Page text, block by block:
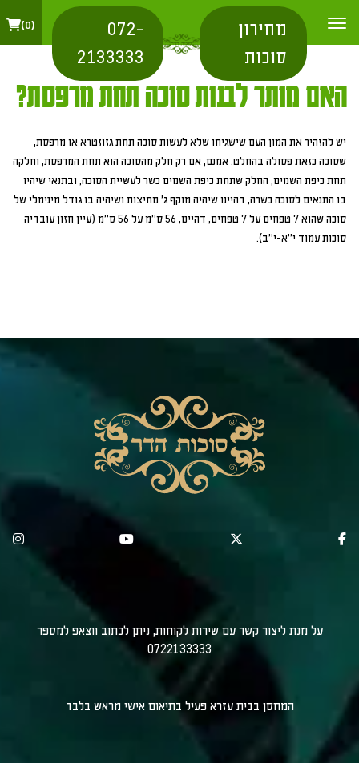
מחירון
סוכות
072-
2133333
0
האם מותר לבנות סוכה תחת מרפסת?
יש להזהיר את המון העם שישגיחו שלא לעשות סוכה תחת גזוזטרא או מרפסת,
שסוכה כזאת פסולה בהחלט. אמנם, אם רק חלק מהסוכה הוא תחת המרפסת, וחלקה
תחת כיפת השמים, החלק שתחת כיפת השמים כשר לעשיית הסוכה, ובתנאי שיהיו
בו התנאים לסוכה כשרה, דהיינו שיהיה מוקף ג' מחיצות ושיהיה בו גודל מינימלי של
סוכה שהוא 7 טפחים על 7 טפחים, דהיינו, 56 ס"מ על 56 ס"מ (עיין חזון עובדיה
סוכות עמוד י"א-י"ב).
על מנת ליצור קשר עם שירות לקוחות, ניתן לכתוב ווצאפ למספר
0722133333
המחסן בבית עזרא פעיל בתיאום אישי מראש בלבד